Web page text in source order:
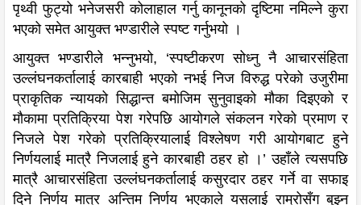
पृथ्वी फुट्यो भनेजसरी कोलाहाल गर्नु कानूनको दृष्टिमा नमिल्ने कुरा
भएको समेत आयुक्त भण्डारीले स्पष्ट गर्नुभयो ।
आयुक्त भण्डारीले भन्नुभयो, ‘स्पष्टीकरण सोध्नु नै आचारसंहिता
उल्लंघनकर्तालाई कारबाही भएको नभई निज विरुद्ध परेको उजुरीमा
प्राकृतिक न्यायको सिद्धान्त बमोजिम सुनुवाइको मौका दिइएको र
मौकामा प्रतिक्रिया पेश गरेपछि आयोगले संकलन गरेको प्रमाण र
निजले पेश गरेको प्रतिक्रियालाई विश्लेषण गरी आयोगबाट हुने
निर्णयलाई मात्रै निजलाई हुने कारबाही ठहर हो ।’ उहाँले त्यसपछि
मात्रै आचारसंहिता उल्लंघनकर्तालाई कसुरदार ठहर गर्ने वा सफाइ
दिने निर्णय मात्र अन्तिम निर्णय भएकाले यसलाई राम्रोसँग बुझ्न